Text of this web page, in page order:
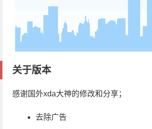
关于版本
感谢国外xda大神的修改和分享；
去除广告